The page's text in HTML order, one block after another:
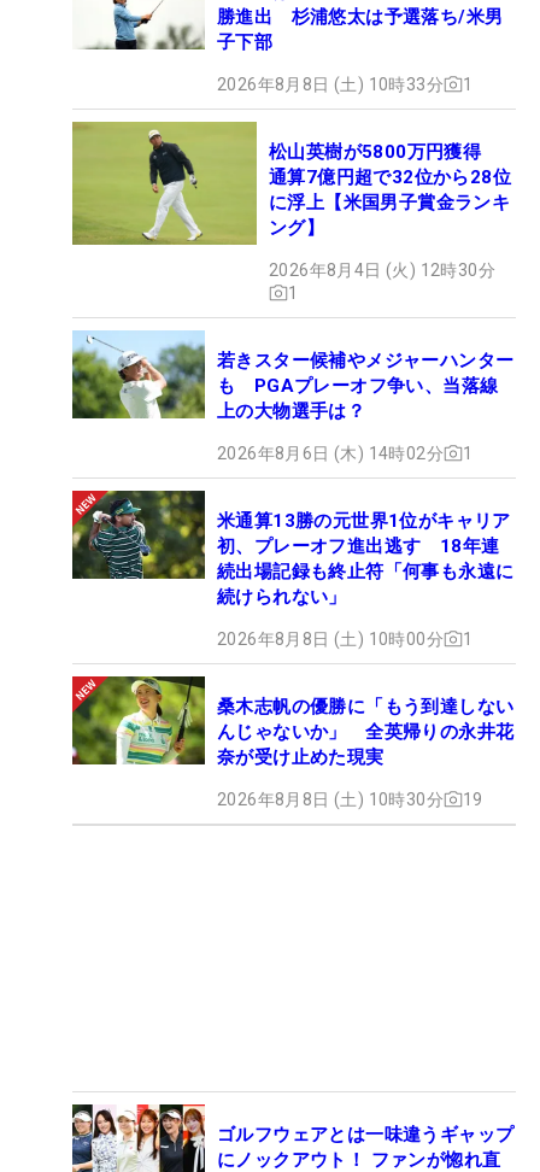
勝進出 杉浦悠太は予選落ち/米男
子下部
2026年8月8日 (土) 10時33分 1
松山英樹が5800万円獲得
通算7億円超で32位から28位
に浮上【米国男子賞金ランキ
ング】
2026年8月4日 (火) 12時30分
1
若きスター候補やメジャーハンター
も PGAプレーオフ争い、当落線
上の大物選手は？
2026年8月6日 (木) 14時02分 1
米通算13勝の元世界1位がキャリア
初、プレーオフ進出逃す 18年連
続出場記録も終止符「何事も永遠に
続けられない」
2026年8月8日 (土) 10時00分 1
桑木志帆の優勝に「もう到達しない
んじゃないか」 全英帰りの永井花
奈が受け止めた現実
2026年8月8日 (土) 10時30分 19
ゴルフウェアとは一味違うギャップ
にノックアウト！ ファンが惚れ直